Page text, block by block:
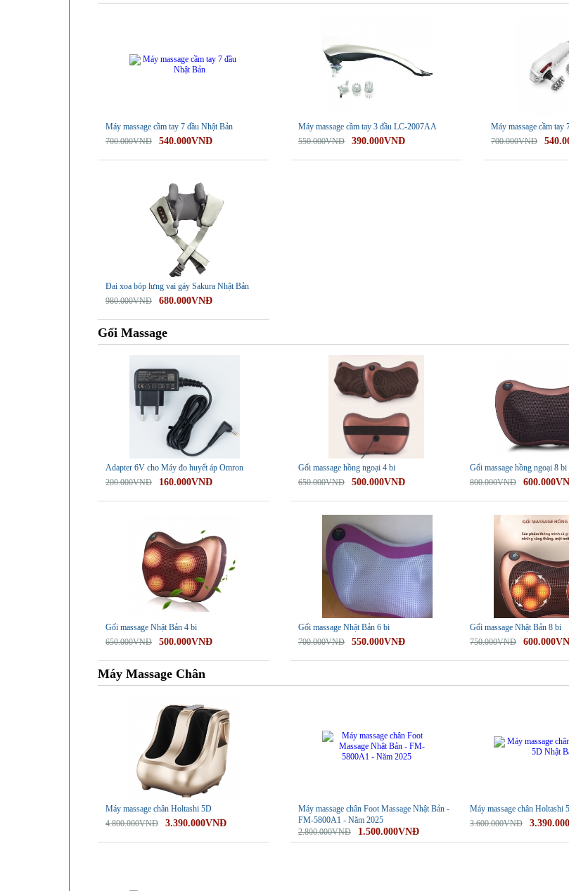
Máy massage cầm tay 7 đầu Nhật Bản
700.000VNĐ
540.000VNĐ
Máy massage cầm tay 3 đầu LC-2007AA
550.000VNĐ
390.000VNĐ
Máy massage cầm tay
700.000VNĐ
Đai xoa bóp lưng vai gáy Sakura Nhật Bản
980.000VNĐ
680.000VNĐ
Gối Massage
Adapter 6V cho Máy đo huyết áp Omron
200.000VNĐ
160.000VNĐ
Gối massage hồng ngoại 4 bi
650.000VNĐ
500.000VNĐ
Gối massage hồng ngoại 8 bi
800.000VNĐ
Gối massage Nhật Bản 4 bi
650.000VNĐ
500.000VNĐ
Gối massage Nhật Bản 6 bi
700.000VNĐ
550.000VNĐ
Gối massage Nhật Bản 8 bi
750.000VNĐ
Máy Massage Chân
Máy massage chân Holtashi 5D
4.800.000VNĐ
3.390.000VNĐ
Máy massage chân Foot Massage Nhật Bản -
FM-5800A1 - Năm 2025
2.800.000VNĐ
1.500.000VNĐ
Máy massage chân Holtashi
3.600.000VNĐ